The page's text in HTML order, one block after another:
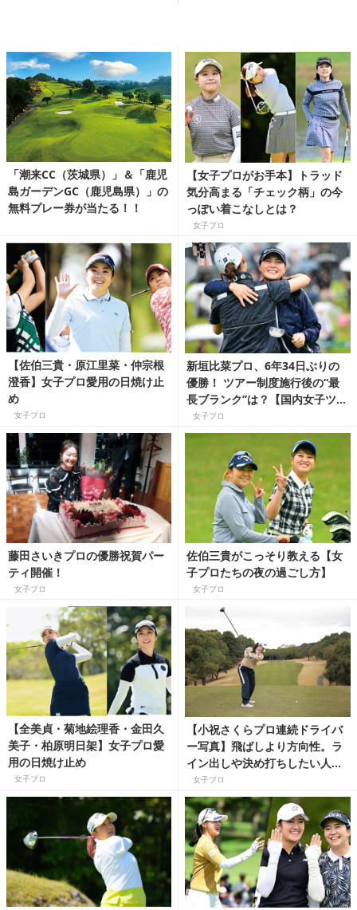
「潮来CC（茨城県）」＆「鹿児
島ガーデンGC（鹿児島県）」の
無料プレー券が当たる！！
【女子プロがお手本】トラッド
気分高まる「チェック柄」の今
っぽい着こなしとは？
女子プロ
【佐伯三貴・原江里菜・仲宗根
澄香】女子プロ愛用の日焼け止
め
女子プロ
新垣比菜プロ、6年34日ぶりの
優勝！ ツアー制度施行後の“最
長ブランク”は？【国内女子ツア
ー豆知識】
女子プロ
藤田さいきプロの優勝祝賀パー
ティ開催！
女子プロ
佐伯三貴がこっそり教える【女
子プロたちの夜の過ごし方】
女子プロ
【全美貞・菊地絵理香・金田久
美子・柏原明日架】女子プロ愛
用の日焼け止め
女子プロ
【小祝さくらプロ連続ドライバ
ー写真】飛ばしより方向性。ラ
イン出しや決め打ちしたい人の
参考に◎
女子プロ